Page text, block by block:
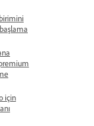
için